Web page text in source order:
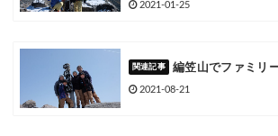
2021-01-25
編笠山でファミリ
2021-08-21